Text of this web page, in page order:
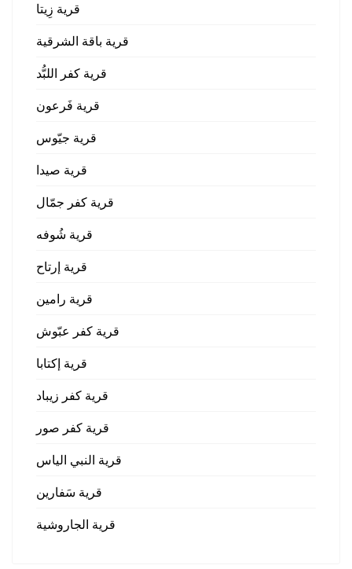
قرية زِيتا
قرية باقة الشرقية
قرية كفر اللبُّد
قرية فَرعون
قرية جيّوس
قرية صيدا
قرية كفر جمّال
قرية شُوفه
قرية إرتاح
قرية رامين
قرية كفر عبّوش
قرية إكتابا
قرية كفر زيباد
قرية كفر صور
قرية النبي الياس
قرية سَفارين
قرية الجاروشية